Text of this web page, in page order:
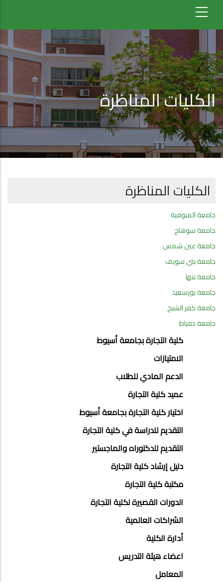
الكليات المناظرة
الكليات المناظرة
جامعة المنوفية
جامعة سوهاج
جامعة عين شمس
جامعة بني سويف
جامعة بنها
جامعة بورسعيد
جامعة كفر الشيخ
جامعة دمياط
FACULTY
COMMERCE
كلية التجارة بجامعة أسيوط
الامتيازات
الدعم المادي للطلاب
عميد كلية التجارة
اختيار كلية التجارة بجامعة أسيوط
التقديم للدراسة في كلية التجارة
التقديم للدكتوراه والماجستير
دليل إرشاد كلية التجارة
مكتبة كلية التجارة
الدورات القصيرة لكلية التجارة
الشراكات العالمية
أدارة الكلية
اعضاء هيئة التدريس
المعامل